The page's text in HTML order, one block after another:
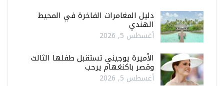
دليل المغامرات الفاخرة في المحيط
الهندي
أغسطس 5, 2026
الأميرة يوجيني تستقبل طفلها الثالث
وقصر باكنغهام يرحب
أغسطس 5, 2026